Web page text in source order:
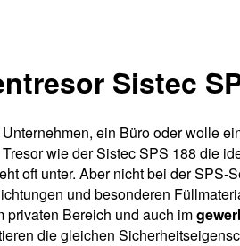
Sistec
ein Büro oder wolle
wie der Sistec SPS 188 die
oft unter. Aber nicht bei der
und besonderen
privaten Bereich und auch im
die gleichen